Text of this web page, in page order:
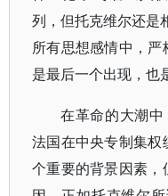
列，但托克维尔还是
所有思想感情中，
是最后一个出现，也
在革命的大潮中
法国在中央专制集
个重要的背景因素